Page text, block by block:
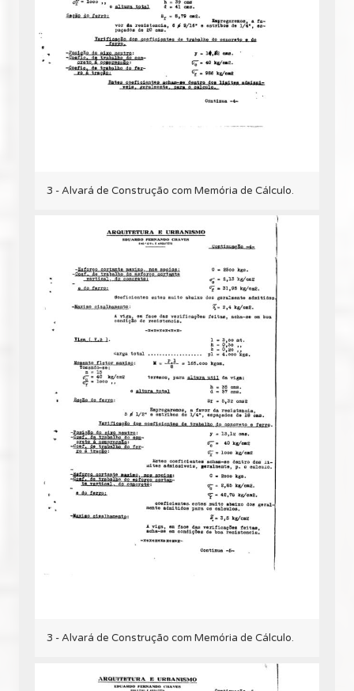
3 - Alvará de Construção com Memória de Cálculo.
3 - Alvará de Construção com Memória de Cálculo.